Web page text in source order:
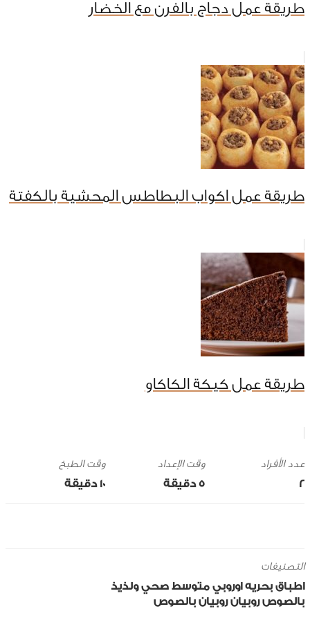
طريقة عمل دجاج بالفرن مع الخضار
طريقة عمل اكواب البطاطس المحشية بالكفتة
طريقة عمل كيكة الكاكاو
2
وقت الإعداد
5 ‎دقيقة
وقت الطبخ
10 ‎دقيقة
التصنيفات
اطباق بحريه اوروبي متوسط صحي ولذيذ
بالصوص روبيان روبيان بالصوص